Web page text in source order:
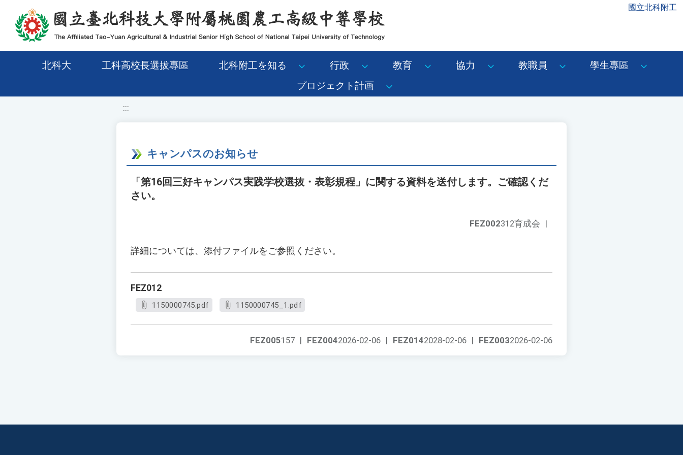
移至網頁之主要內容區位置 國立北科附工
北科大 工科高校長選拔專區 北科附工を知る 行政 教育 協力 教職員
學生專區
プロジェクト計画
:::
キャンパスのお知らせ
「第16回三好キャンパス実践学校選抜・表彰規程」に関する資料を送付します。ご確認くだ
さい。
FEZ002312育成会 |
詳細については、添付ファイルをご参照ください。
FEZ012
1150000745.pdf 1150000745_1.pdf
FEZ0032026-02-06
FEZ0142028-02-06 |
FEZ0042026-02-06 |
FEZ005157 |